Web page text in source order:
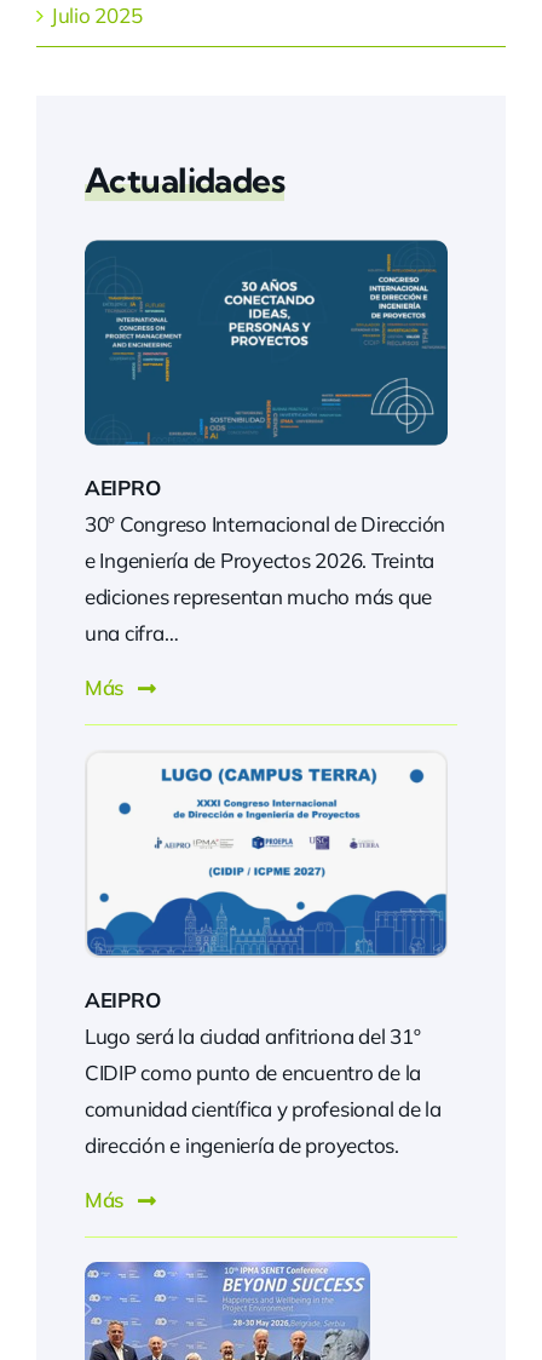
Julio 2025
Actualidades
AEIPRO
30º Congreso Internacional de Dirección
e Ingeniería de Proyectos 2026. Treinta
ediciones representan mucho más que
una cifra…
Más
AEIPRO
Lugo será la ciudad anfitriona del 31º
CIDIP como punto de encuentro de la
comunidad científica y profesional de la
dirección e ingeniería de proyectos.
Más